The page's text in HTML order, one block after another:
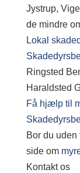
Jystrup,
de mindre
Lokal
Ringsted
Haraldsted
Få hjælp til
Bor du
side om
Kontakt os